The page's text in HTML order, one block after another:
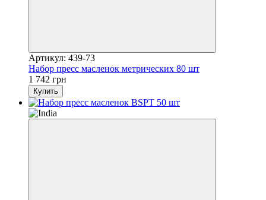
Артикул: 439-73
Набор пресс масленок метрических 80 шт
1 742 грн
Купить